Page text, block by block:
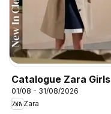
Catalogue Zara Girls
01/08 - 31/08/2026
Zara